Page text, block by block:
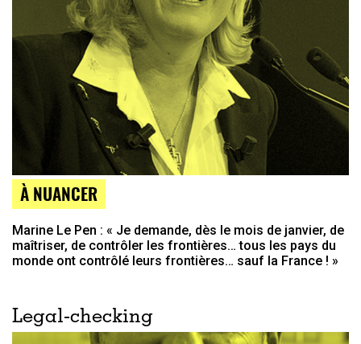
À NUANCER
Marine Le Pen : « Je demande, dès le mois de janvier, de
maîtriser, de contrôler les frontières… tous les pays du
monde ont contrôlé leurs frontières… sauf la France ! »
Legal-checking